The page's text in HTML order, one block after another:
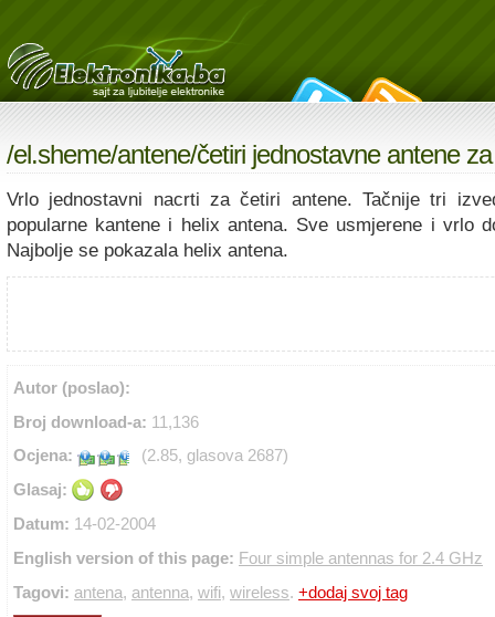
/el.sheme/antene/četiri jednostavne antene
Vrlo jednostavni nacrti za četiri antene. Tačnije tri
popularne kantene i helix antena. Sve usmjerene i vrlo
Najbolje se pokazala helix antena.
Autor (poslao):
Broj download-a: 11,136
Ocjena:
(2.85, glasova 2687)
Glasaj:
Datum: 14-02-2004
English version of this page: Four simple antennas for 2.4 GHz
Tagovi: antena, antenna, wifi, wireless. +dodaj svoj tag